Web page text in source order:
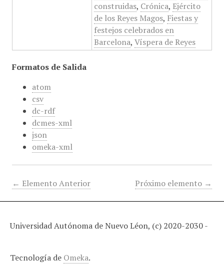
construidas, Crónica, Ejército
de los Reyes Magos, Fiestas y
festejos celebrados en
Barcelona, Víspera de Reyes
Formatos de Salida
atom
csv
dc-rdf
dcmes-xml
json
omeka-xml
← Elemento Anterior Próximo elemento →
Universidad Autónoma de Nuevo Léon, (c) 2020-2030 -
Tecnología de Omeka.